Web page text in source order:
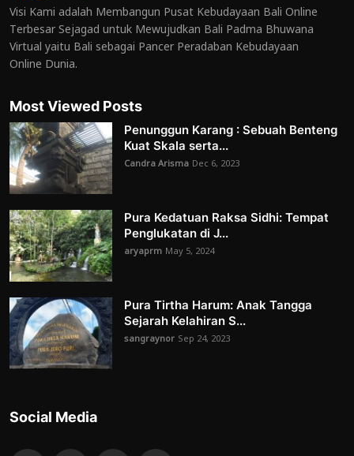
Visi Kami adalah Membangun Pusat Kebudayaan Bali Online
Terbesar Sejagad untuk Mewujudkan Bali Padma Bhuwana
Virtual yaitu Bali sebagai Pancer Peradaban Kebudayaan
Online Dunia.
Most Viewed Posts
Penunggun Karang : Sebuah Benteng
Kuat Skala serta...
Candra Arisma Dec 6, 2023
Pura Kedatuan Raksa Sidhi: Tempat
Penglukatan di J...
aryaprm May 5, 2024
Pura Tirtha Harum: Anak Tangga
Sejarah Kelahiran S...
sangraynor Sep 24, 2023
Social Media